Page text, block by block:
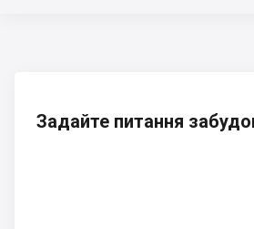
Задайте питання